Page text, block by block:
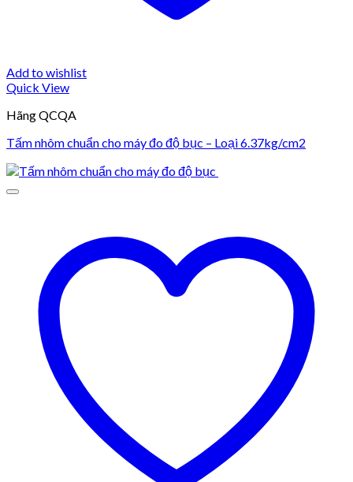
Add to wishlist
Quick View
Hãng QCQA
Tấm nhôm chuẩn cho máy đo độ bục – Loại 6.37kg/cm2